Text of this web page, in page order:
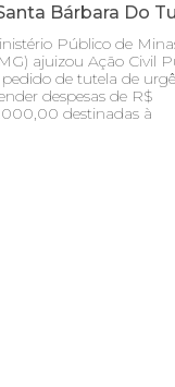
Bárbara Do
Público de
ajuizou Ação Civil
de tutela de
despesas de R$
destinadas à